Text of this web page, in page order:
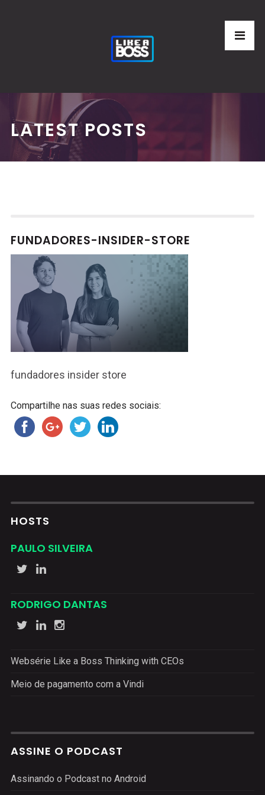
LATEST POSTS
FUNDADORES-INSIDER-STORE
fundadores insider store
Compartilhe nas suas redes sociais:
HOSTS
PAULO SILVEIRA
RODRIGO DANTAS
Websérie Like a Boss Thinking with CEOs
Meio de pagamento com a Vindi
ASSINE O PODCAST
Assinando o Podcast no Android